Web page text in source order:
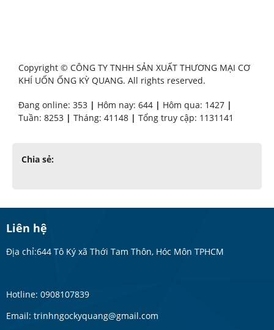
Copyright © CÔNG TY TNHH SẢN XUẤT THƯƠNG MẠI CƠ
KHÍ UỐN ỐNG KỲ QUANG. All rights reserved.
Đang online: 353 | Hôm nay: 644 | Hôm qua: 1427 |
Tuần: 8253 | Tháng: 41148 | Tổng truy cập: 1131141
Chia sẻ:
Liên hệ
Địa chỉ:644 Tô Ký xã Thới Tam Thôn, Hóc Môn TPHCM
Hotline: 0908107839
Email: trinhngockyquang@gmail.com